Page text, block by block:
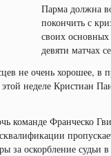
Парма должна
покончить с
своих
девяти матчах
не очень хорошее,
неделе Кристиан
команде Франческо
за оскорбление судьи